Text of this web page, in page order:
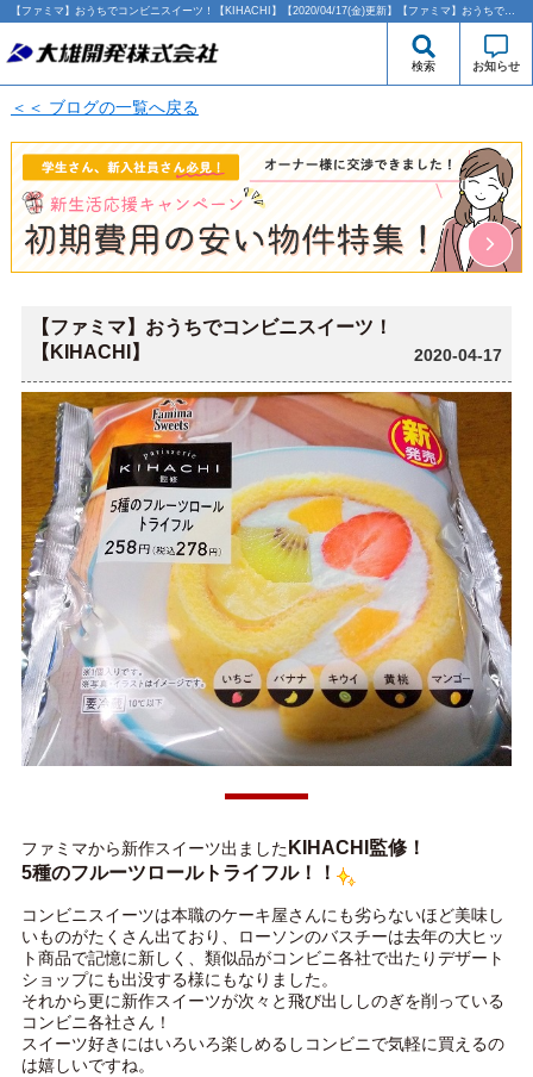
【ファミマ】おうちでコンビニスイーツ！【KIHACHI】【2020/04/17(金)更新】【ファミマ】おうちでコンビニスイーツ！【KIHACHI】 | 西大島・江東区エリアの賃貸のことなら大雄開発株式会社
検索 お知らせ
＜＜ ブログの一覧へ戻る
【ファミマ】おうちでコンビニスイーツ！
【KIHACHI】
2020-04-17
ファミマから新作スイーツ出ました KIHACHI監修！
5種のフルーツロールトライフル！！
コンビニスイーツは本職のケーキ屋さんにも劣らないほど美味し
いものがたくさん出ており、ローソンのバスチーは去年の大ヒッ
ト商品で記憶に新しく、類似品がコンビニ各社で出たりデザート
ショップにも出没する様にもなりました。
それから更に新作スイーツが次々と飛び出ししのぎを削っている
コンビニ各社さん！
スイーツ好きにはいろいろ楽しめるしコンビニで気軽に買えるの
は嬉しいですね。